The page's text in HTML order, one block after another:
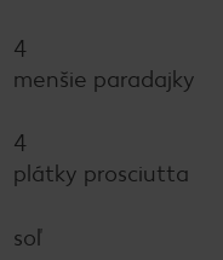
4
menšie paradajky
4
plátky prosciutta
soľ